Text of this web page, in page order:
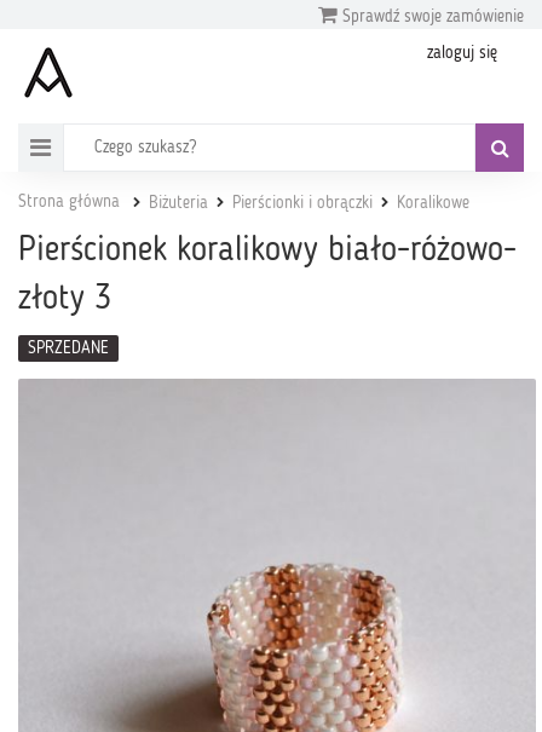
Sprawdź swoje zamówienie
zaloguj się
Strona główna Biżuteria Pierścionki i obrączki Koralikowe
Pierścionek koralikowy biało-różowo-
złoty 3
SPRZEDANE